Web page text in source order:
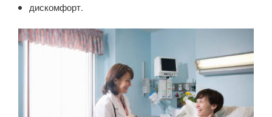
дискомфорт.